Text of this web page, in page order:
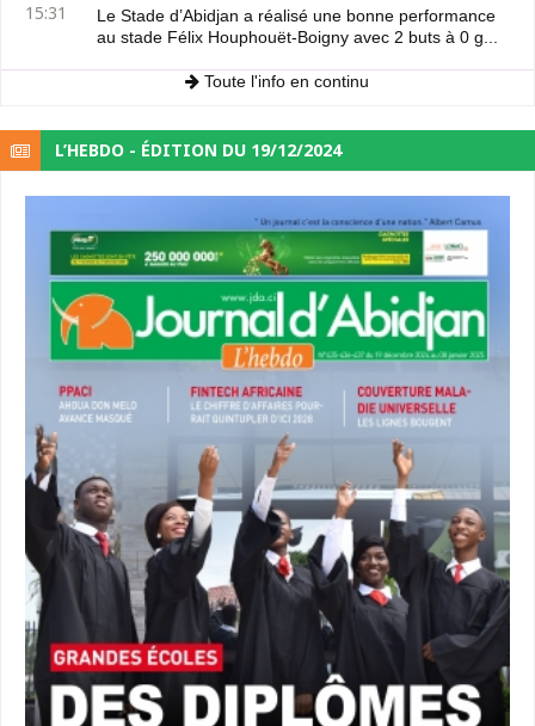
15:31
Le Stade d’Abidjan a réalisé une bonne performance
au stade Félix Houphouët-Boigny avec 2 buts à 0 g...
Toute l'info en continu
L’HEBDO - ÉDITION DU 19/12/2024